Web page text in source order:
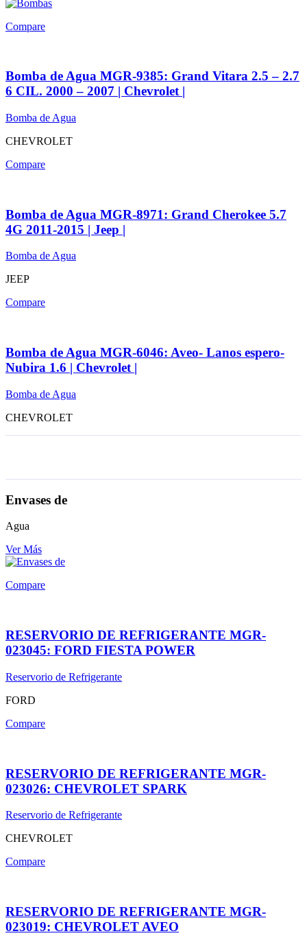
Compare
Bomba de Agua MGR-9385: Grand Vitara 2.5 – 2.7
6 CIL. 2000 – 2007 | Chevrolet |
Bomba de Agua
CHEVROLET
Compare
Bomba de Agua MGR-8971: Grand Cherokee 5.7
4G 2011-2015 | Jeep |
Bomba de Agua
JEEP
Compare
Bomba de Agua MGR-6046: Aveo- Lanos espero-
Nubira 1.6 | Chevrolet |
Bomba de Agua
CHEVROLET
Envases de
Agua
Ver Más
Compare
RESERVORIO DE REFRIGERANTE MGR-
023045: FORD FIESTA POWER
Reservorio de Refrigerante
FORD
Compare
RESERVORIO DE REFRIGERANTE MGR-
023026: CHEVROLET SPARK
Reservorio de Refrigerante
CHEVROLET
Compare
RESERVORIO DE REFRIGERANTE MGR-
023019: CHEVROLET AVEO